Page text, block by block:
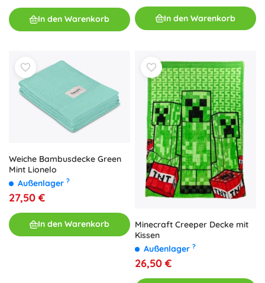
In den Warenkorb In den Warenkorb
Weiche Bambusdecke Green
Mint Lionelo
Außenlager ?
27,50 €
In den Warenkorb
Minecraft Creeper Decke mit
Kissen
Außenlager ?
26,50 €